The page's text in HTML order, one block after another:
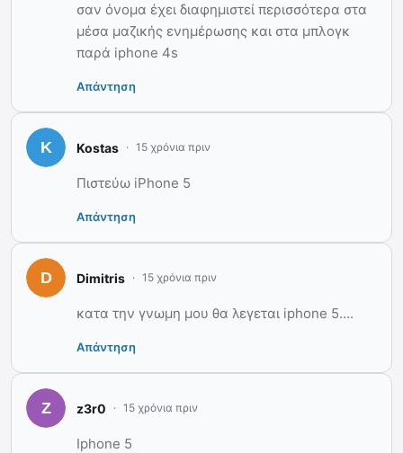
σαν όνομα έχει διαφημιστεί περισσότερα στα
μέσα μαζικής ενημέρωσης και στα μπλογκ
παρά iphone 4s
Απάντηση
Kostas 15 χρόνια πριν
Πιστεύω iPhone 5
Απάντηση
Dimitris 15 χρόνια πριν
κατα την γνωμη μου θα λεγεται iphone 5….
Απάντηση
z3r0 15 χρόνια πριν
Iphone 5